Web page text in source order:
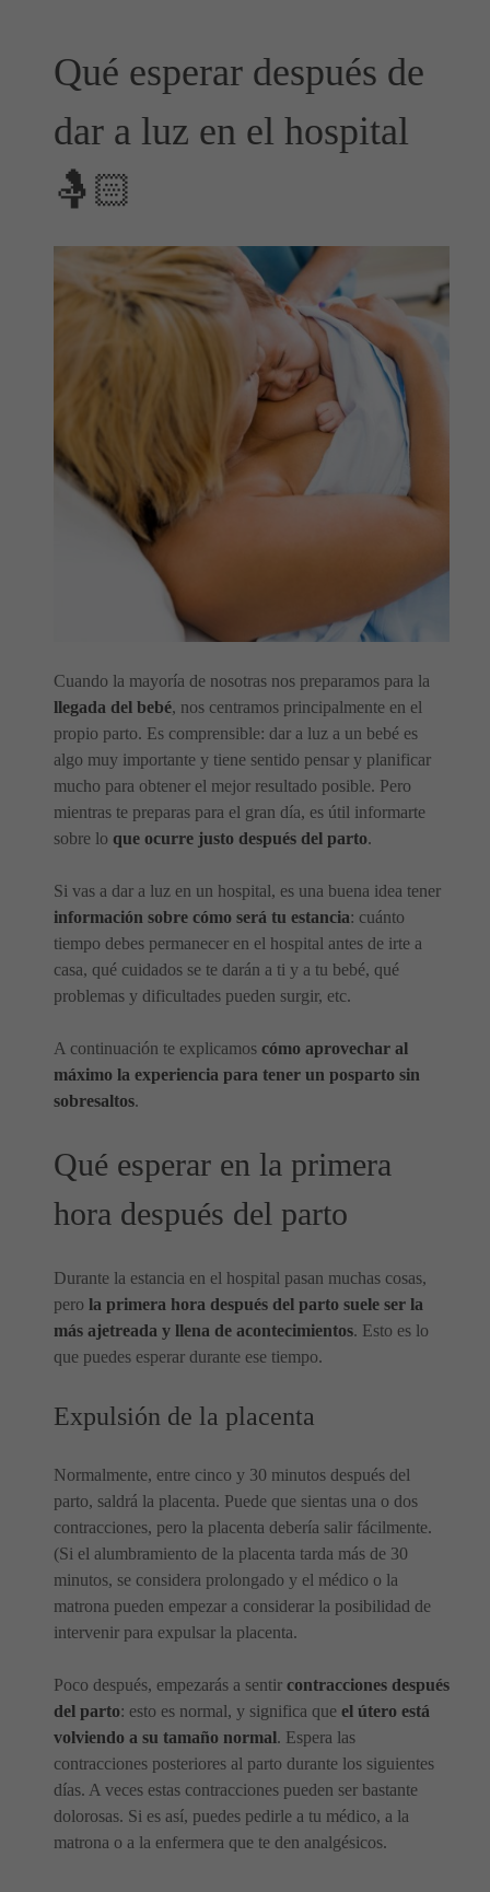
Qué esperar después de
dar a luz en el hospital
🤱🏻
Cuando la mayoría de nosotras nos preparamos para la
llegada del bebé, nos centramos principalmente en el
propio parto. Es comprensible: dar a luz a un bebé es
algo muy importante y tiene sentido pensar y planificar
mucho para obtener el mejor resultado posible. Pero
mientras te preparas para el gran día, es útil informarte
sobre lo que ocurre justo después del parto.
Si vas a dar a luz en un hospital, es una buena idea tener
información sobre cómo será tu estancia: cuánto
tiempo debes permanecer en el hospital antes de irte a
casa, qué cuidados se te darán a ti y a tu bebé, qué
problemas y dificultades pueden surgir, etc.
A continuación te explicamos cómo aprovechar al
máximo la experiencia para tener un posparto sin
sobresaltos.
Qué esperar en la primera
hora después del parto
Durante la estancia en el hospital pasan muchas cosas,
pero la primera hora después del parto suele ser la
más ajetreada y llena de acontecimientos. Esto es lo
que puedes esperar durante ese tiempo.
Expulsión de la placenta
Normalmente, entre cinco y 30 minutos después del
parto, saldrá la placenta. Puede que sientas una o dos
contracciones, pero la placenta debería salir fácilmente.
(Si el alumbramiento de la placenta tarda más de 30
minutos, se considera prolongado y el médico o la
matrona pueden empezar a considerar la posibilidad de
intervenir para expulsar la placenta.
Poco después, empezarás a sentir contracciones después
del parto: esto es normal, y significa que el útero está
volviendo a su tamaño normal. Espera las
contracciones posteriores al parto durante los siguientes
días. A veces estas contracciones pueden ser bastante
dolorosas. Si es así, puedes pedirle a tu médico, a la
matrona o a la enfermera que te den analgésicos.